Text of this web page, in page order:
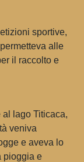
sportive,
alle
il raccolto e
lago Titicaca,
veniva
e aveva lo
pioggia e